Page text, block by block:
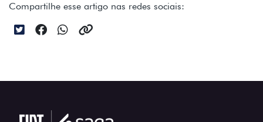
Compartilhe esse artigo nas redes sociais: